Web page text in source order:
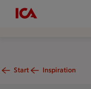
Start Inspiration